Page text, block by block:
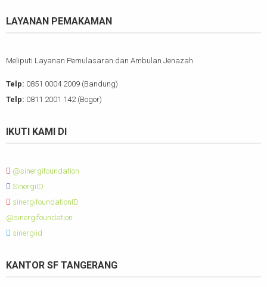
LAYANAN PEMAKAMAN
Meliputi Layanan Pemulasaran dan Ambulan Jenazah
Telp: 0851 0004 2009 (Bandung)
Telp: 0811 2001 142 (Bogor)
IKUTI KAMI DI
@sinergifoundation
SinergiID
sinergifoundationID
@sinergifoundation
sinergiid
KANTOR SF TANGERANG